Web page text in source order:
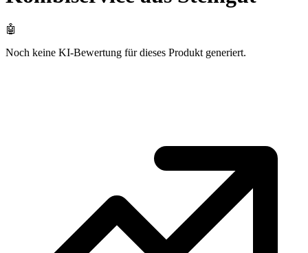
🤖
Noch keine KI-Bewertung für dieses Produkt generiert.